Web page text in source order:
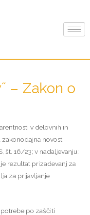
– Zakon o
v delovnih in
novost –
št. 16/23; v nadaljevanju:
je rezultat prizadevanj za
za prijavljanje
po zaščiti